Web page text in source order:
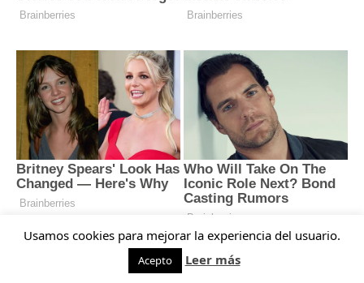
Usamos cookies para mejorar la experiencia del usuario.
Acepto Leer más